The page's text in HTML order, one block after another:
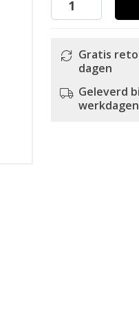
Gratis
dagen
Geleverd
werkdagen